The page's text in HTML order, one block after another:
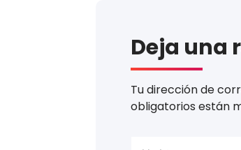
Deja una
Tu dirección de
obligatorios están